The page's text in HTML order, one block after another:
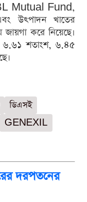
Mutual Fund,
উৎপাদন খাতের
করে নিয়েছে।
৬.৬১ শতাংশ, ৬.৪৫
ডিএসই
GENEXIL
দরপতনের